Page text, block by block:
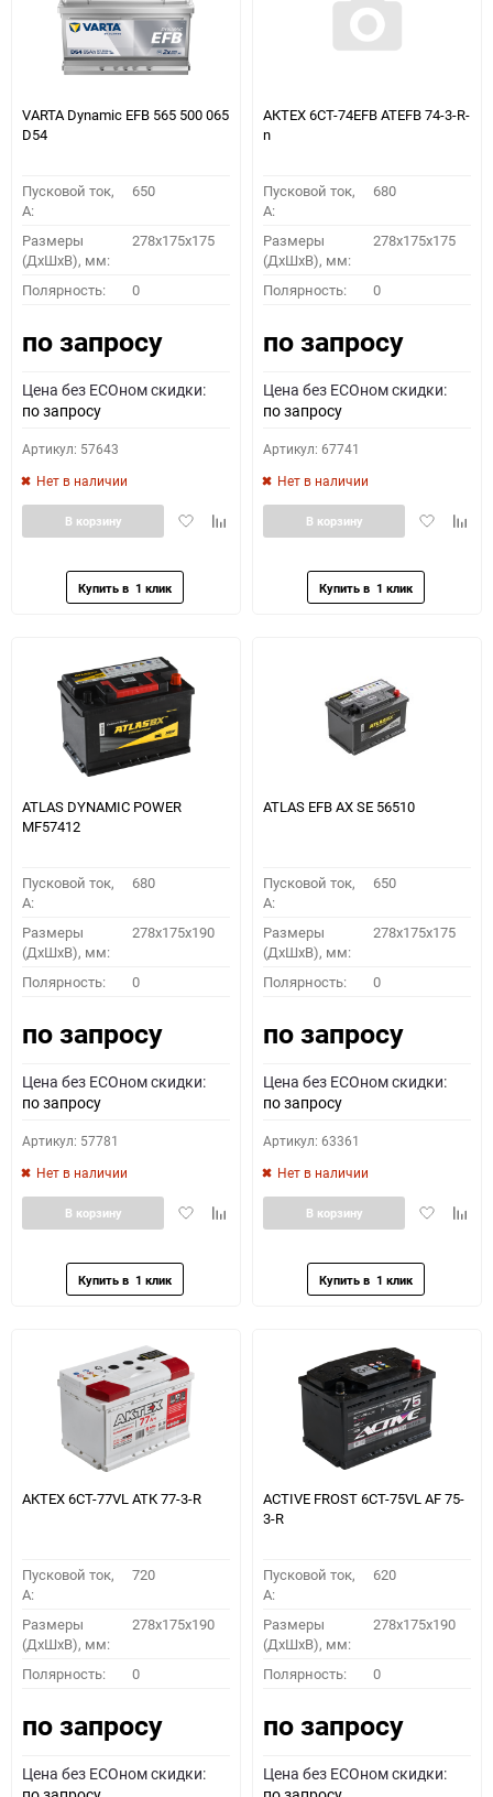
VARTA Dynamic EFB 565 500 065
D54
Пусковой ток,
A:
650
Размеры
(ДхШхВ), мм:
278x175x175
Полярность: 0
по запросу
Цена без ECOном скидки:
по запросу
Артикул: 57643
Нет в наличии
ДобавитьДобавить
В корзину
АКТЕХ 6СТ-74EFB ATEFB 74-3-R-
n
Пусковой ток,
A:
680
Размеры
(ДхШхВ), мм:
278x175x175
Полярность: 0
по запросу
Цена без ECOном скидки:
по запросу
Артикул: 67741
Нет в наличии
Добавить
В корзину
ATLAS DYNAMIC POWER
MF57412
Пусковой ток,
A:
680
Размеры
(ДхШхВ), мм:
278x175x190
Полярность: 0
по запросу
Цена без ECOном скидки:
по запросу
Артикул: 57781
Нет в наличии
ДобавитьДобавить
В корзину
ATLAS EFB AX SE 56510
Пусковой ток,
A:
650
Размеры
(ДхШхВ), мм:
278x175x175
Полярность: 0
по запросу
Цена без ECOном скидки:
по запросу
Артикул: 63361
Нет в наличии
Добавить
В корзину
АКТЕХ 6СТ-77VL АТК 77-3-R
Пусковой ток,
A:
720
Размеры
(ДхШхВ), мм:
278x175x190
Полярность: 0
по запросу
Цена без ECOном скидки:
ACTIVE FROST 6СТ-75VL АF 75-
3-R
Пусковой ток,
A:
620
Размеры
(ДхШхВ), мм:
278x175x190
Полярность: 0
по запросу
Цена без ECOном скидки: